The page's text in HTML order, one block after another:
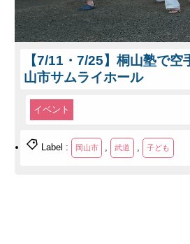
【7/11・7/25】桐山塾で空
山市サムライホール
イベント
Label : 岡山市 , 武道 , 子ども